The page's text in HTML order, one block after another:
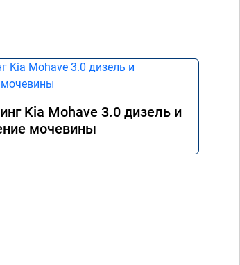
Kia Mohave 3.0 дизель и
мочевины